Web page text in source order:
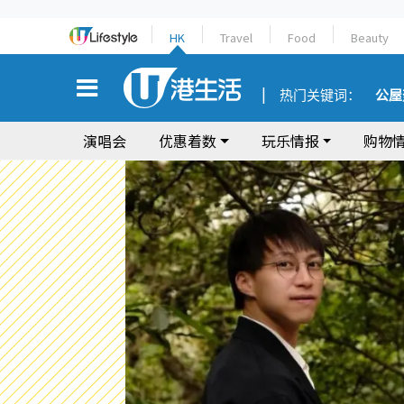
HK Travel Food Beauty
热门关键词： 公
演唱会 优惠着数 玩乐情报 购物